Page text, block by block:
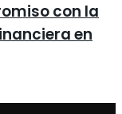
con la
en